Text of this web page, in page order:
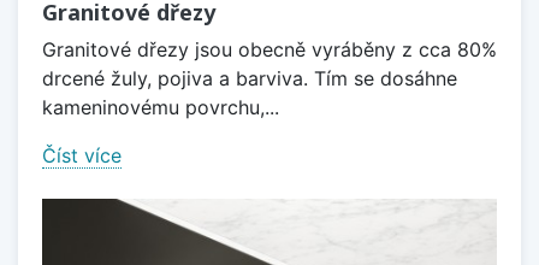
Granitové dřezy
Granitové dřezy jsou obecně vyráběny z cca 80%
drcené žuly, pojiva a barviva. Tím se dosáhne
kameninovému povrchu,...
Číst více